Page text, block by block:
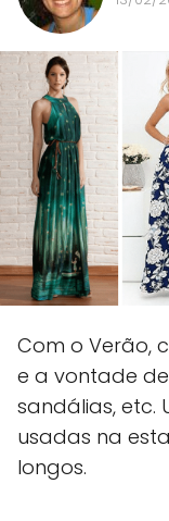
Com o Verão,
e a vontade
sandálias, etc.
usadas na
longos.